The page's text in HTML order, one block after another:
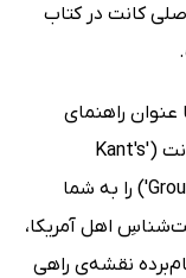
کانت در کتاب
عنوان راهنمای
خواندن بنیادگذاری مابعدالطبیعه اخلاق کانت ('Kant's
'Groundwork for the Metaphysics of Morals) را به شما
اهل آمریکا،
نقشه‌ی راهی